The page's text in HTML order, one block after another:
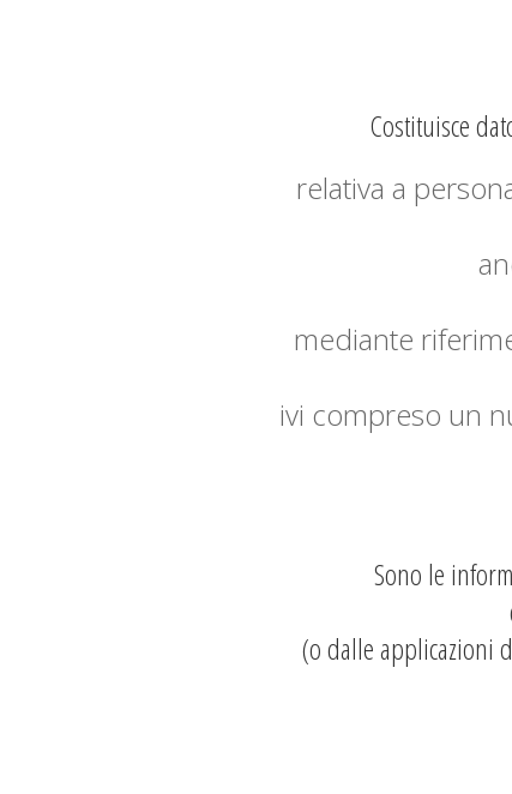
Costituisce
relativa a
mediante
ivi compreso un
Sono le
(o dalle applicazioni